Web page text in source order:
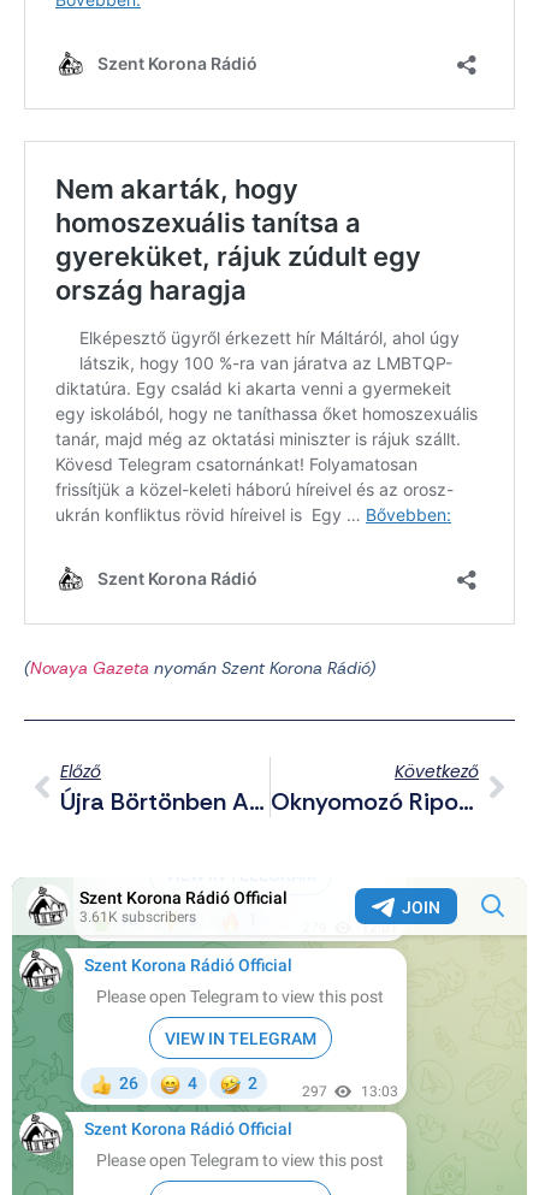
(Novaya Gazeta nyomán Szent Korona Rádió)
Előző
Újra Börtönben A Szabadon Engedett Embercsempészek
Következő
Oknyomozó Riport – Mi A Különbség Az Újvidéki Leomlott Vasútállomás És A Jókai Utcai Tragédia Között?